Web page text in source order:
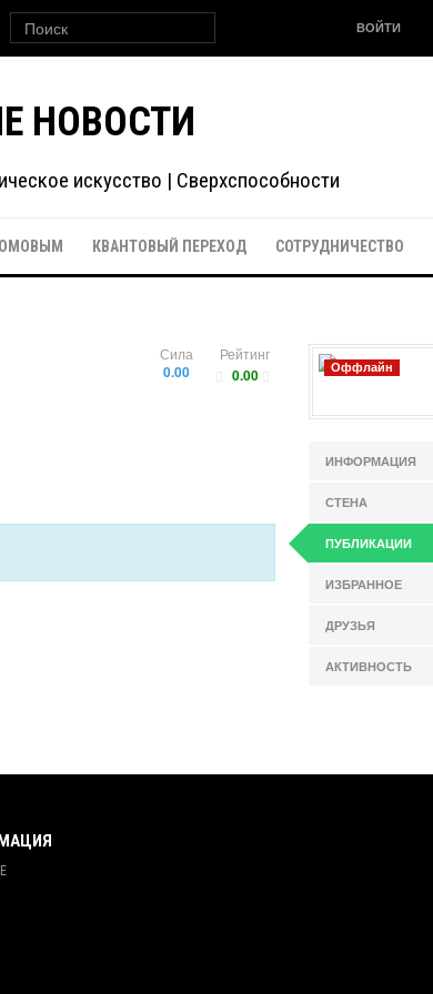
ВОЙТИ
НОВОСТИ
искусство | Сверхспособности
КВАНТОВЫЙ ПЕРЕХОД СОТРУДНИЧЕСТВО
Рейтинг
0.00
Сила
0.00
Оффлайн
ИНФОРМАЦИЯ
СТЕНА
ПУБЛИКАЦИИ
ИЗБРАННОЕ
ДРУЗЬЯ
АКТИВНОСТЬ